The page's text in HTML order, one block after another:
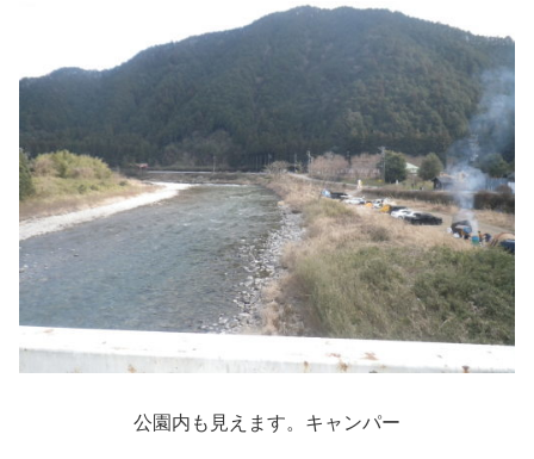
公園内も見えます。キャンパー